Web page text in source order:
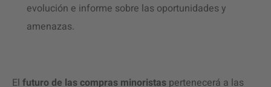
evolución e informe sobre las oportunidades y
amenazas.
El futuro de las compras minoristas pertenecerá a las